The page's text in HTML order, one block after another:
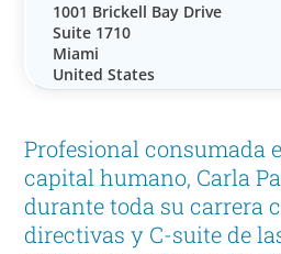
Profesional consumada
capital humano, Carla
durante toda su carrera
directivas y C-suite de
1001 Brickell Bay Drive
Suite 1710
Miami
United States